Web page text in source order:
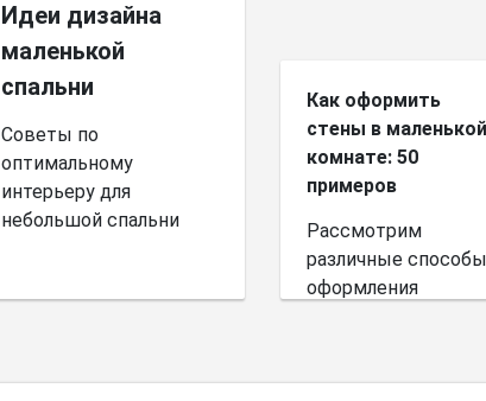
Идеи дизайна
маленькой
спальни
Советы по
оптимальному
интерьеру для
небольшой спальни
Как оформить
стены в маленькой
комнате: 50
примеров
Рассмотрим
различные способы
оформления